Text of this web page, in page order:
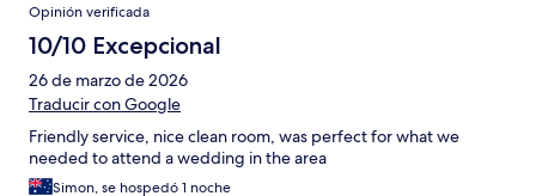
Opinión verificada
10/10 Excepcional
26 de marzo de 2026
Traducir con Google
Friendly service, nice clean room, was perfect for what we
needed to attend a wedding in the area
Simon, se hospedó 1 noche